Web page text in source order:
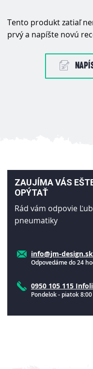
Tento produkt zatiaľ
prvý a napíšte novú
ZAUJÍMA VÁS
OPÝTAŤ
Rád vám odpovie
pneumatiky
info@jm-design.sk
Odpovedáme do 24
0950 105 115
Pondelok - piatok